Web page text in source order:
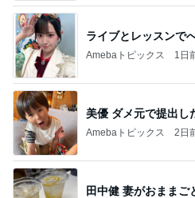
美優 ダメ元で提出し
Amebaトピックス 2日
田中健 妻がおままご
Amebaトピックス 1日
支払われていなかっ